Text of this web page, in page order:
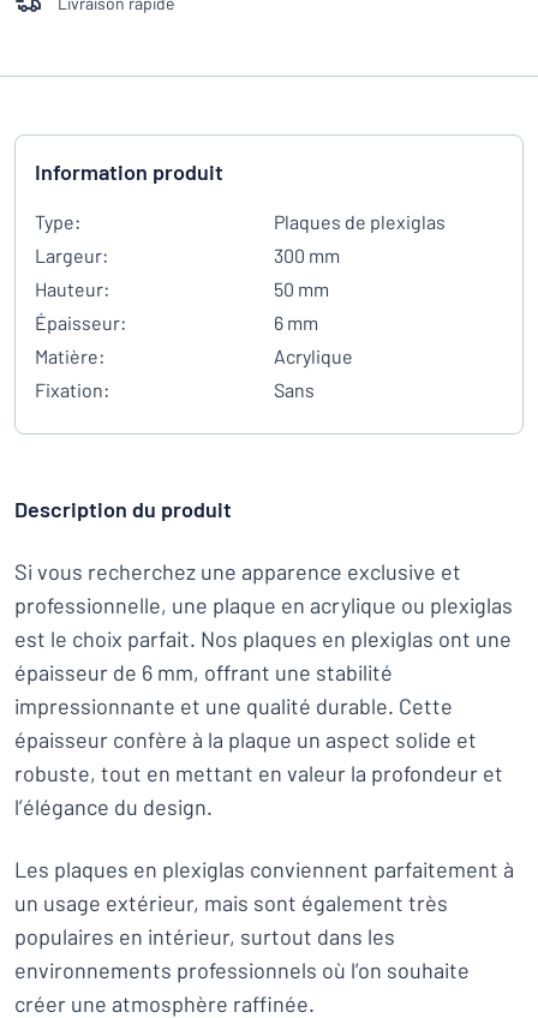
Information produit
Type:
Plaques de plexiglas
Largeur:
300 mm
Hauteur:
50 mm
Épaisseur:
6 mm
Matière:
Acrylique
Fixation:
Sans
Description du produit
Si vous recherchez une apparence exclusive et
professionnelle, une plaque en acrylique ou plexiglas
est le choix parfait. Nos plaques en plexiglas ont une
épaisseur de 6 mm, offrant une stabilité
impressionnante et une qualité durable. Cette
épaisseur confère à la plaque un aspect solide et
robuste, tout en mettant en valeur la profondeur et
l’élégance du design.
Les plaques en plexiglas conviennent parfaitement à
un usage extérieur, mais sont également très
populaires en intérieur, surtout dans les
environnements professionnels où l’on souhaite
créer une atmosphère raffinée.